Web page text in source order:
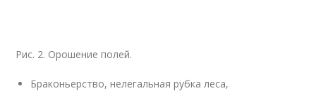
Рис. 2. Орошение полей.
Браконьерство, нелегальная рубка леса,